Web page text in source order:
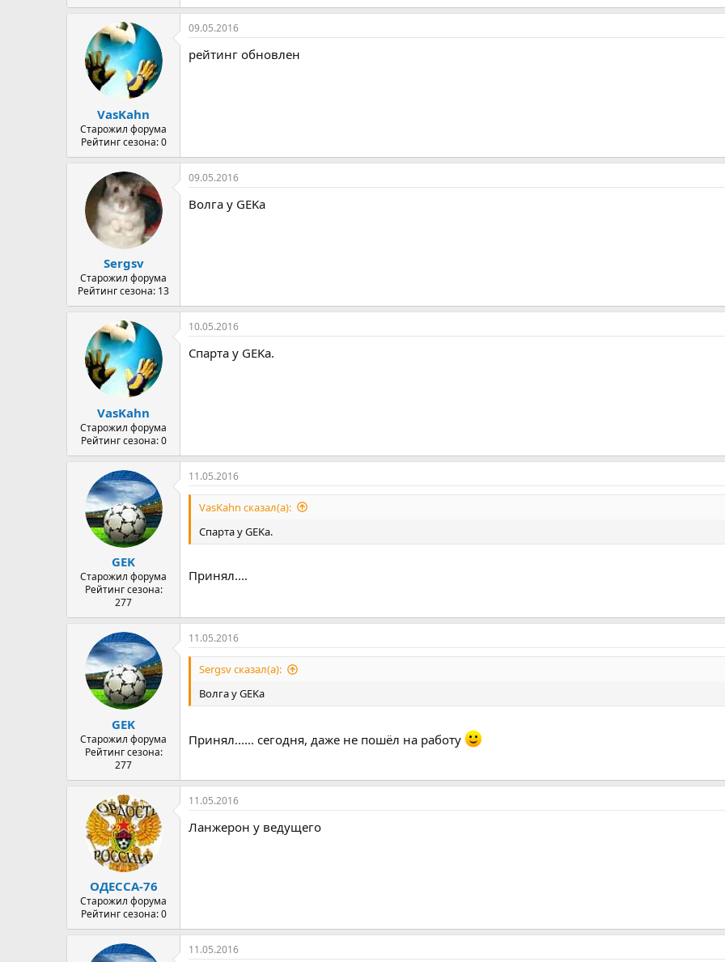
VasKahn
Старожил форума
Рейтинг сезона: 0
09.05.2016
рейтинг обновлен
Sergsv
Старожил форума
Рейтинг сезона: 13
09.05.2016
Волга у GEKa
VasKahn
Старожил форума
Рейтинг сезона: 0
10.05.2016
Спарта у GEKа.
GEK
Старожил форума
Рейтинг сезона:
277
11.05.2016
VasKahn сказал(а):
Спарта у GEKа.
Принял....
GEK
Старожил форума
Рейтинг сезона:
277
11.05.2016
Sergsv сказал(а):
Волга у GEKa
Принял...... сегодня, даже не пошёл на работу
ОДЕССА-76
Старожил форума
Рейтинг сезона: 0
11.05.2016
Ланжерон у ведущего
11.05.2016